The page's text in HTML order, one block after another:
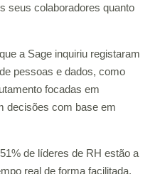
seus colaboradores quanto
a Sage inquiriu registaram
pessoas e dados, como
focadas em
decisões com base em
de líderes de RH estão a
real de forma facilitada.